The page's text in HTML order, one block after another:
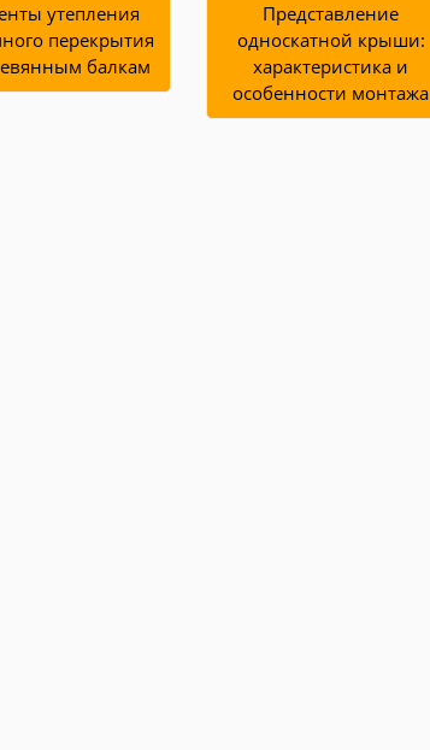
утепления
перекрытия
балкам
Представление
односкатной крыши:
характеристика и
особенности монтажа